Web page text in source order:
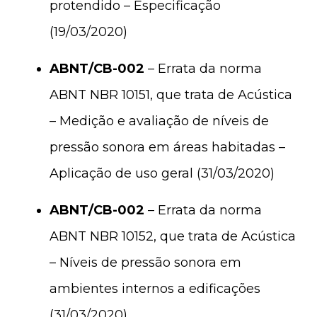
protendido – Especificação
(19/03/2020)
ABNT/CB-002 – Errata da norma
ABNT NBR 10151, que trata de Acústica
– Medição e avaliação de níveis de
pressão sonora em áreas habitadas –
Aplicação de uso geral (31/03/2020)
ABNT/CB-002 – Errata da norma
ABNT NBR 10152, que trata de Acústica
– Níveis de pressão sonora em
ambientes internos a edificações